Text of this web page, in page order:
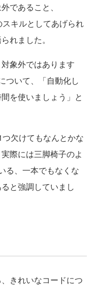
であること、
キルとしてあげられ
れました。
象外ではあります
ついて、「自動化し
を使いましょう」と
欠けてもなんとかな
際には三脚椅子のよ
る、一本でもなくな
と強調していまし
きれいなコードにつ